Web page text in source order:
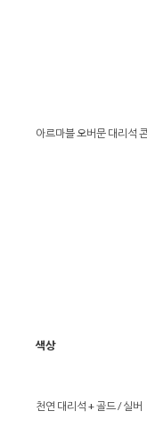
아르마블 오버문 대리석
색상
천연 대리석 + 골드 / 실버